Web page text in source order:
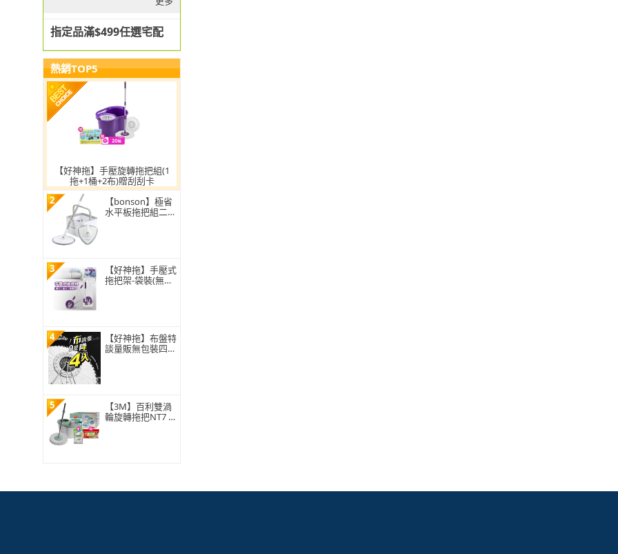
指定品滿$499任選宅配
熱銷TOP5
【好神拖】手壓旋轉拖把組(1
拖+1桶+2布)贈刮刮卡
2
【bonson】極省
水平板拖把組二代
3
【好神拖】手壓式
拖把架-袋裝(無附
4
【好神拖】布盤特
談量販無包裝四入
5
【3M】百利雙渦
輪旋轉拖把NT7 (1